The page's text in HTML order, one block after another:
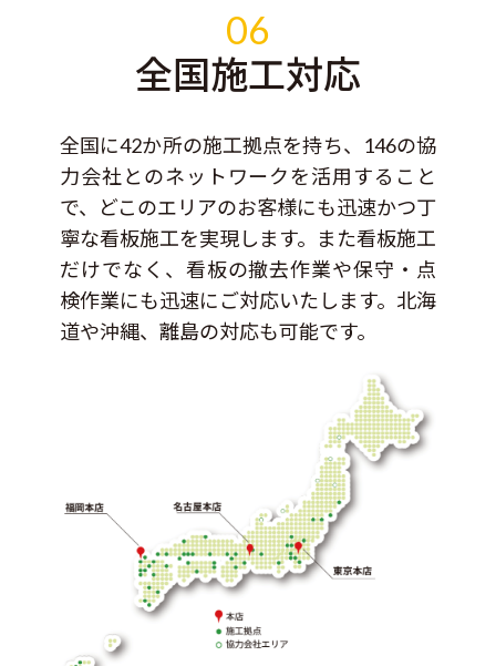
06
全国施工対応
全国に42か所の施工拠点を持ち、146の協
力会社とのネットワークを活用すること
で、どこのエリアのお客様にも迅速かつ丁
寧な看板施工を実現します。また看板施工
だけでなく、看板の撤去作業や保守・点
検作業にも迅速にご対応いたします。北海
道や沖縄、離島の対応も可能です。